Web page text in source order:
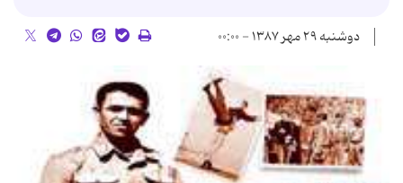
دوشنبه ۲۹ مهر ۱۳۸۷ - ۰۰:۰۰